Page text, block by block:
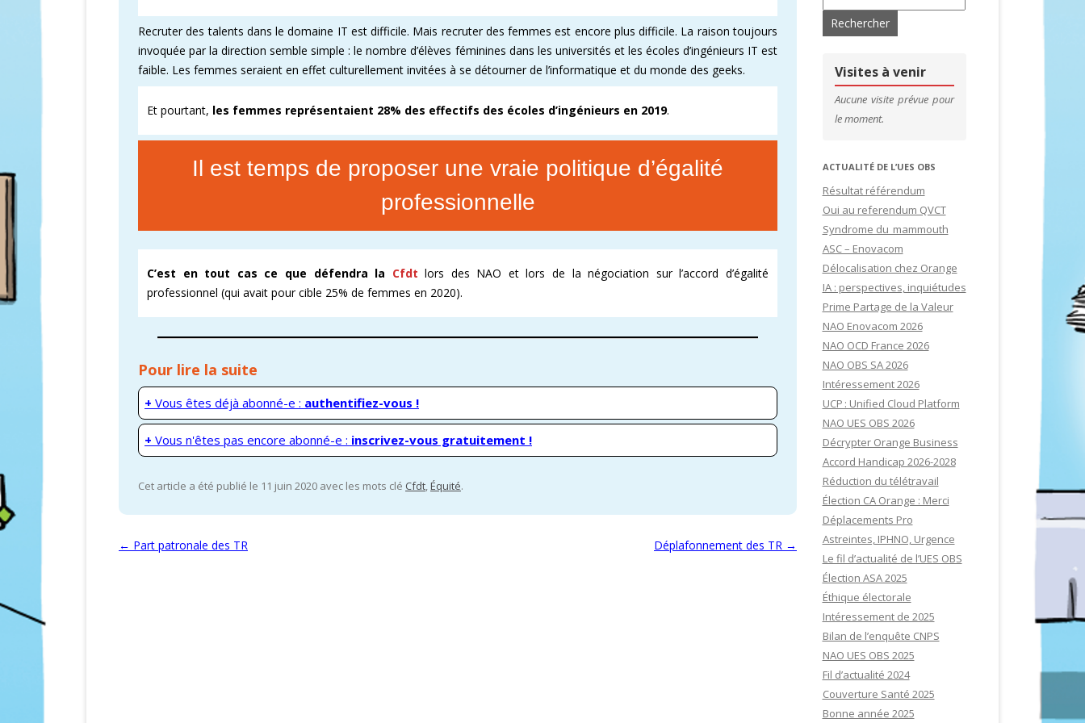
CARTOGRAPHIE ENOVACOM
AMÉLIORATION CONTINUE
CSE & RP – MANDATS ATTRACTIFS !COMMENT ADHÉRER À LA CFDT ?
DEVENEZ RÉFÉRENT AFFICHAGE
CFDT – UN SYNDICAT D’ADHÉRENTS
ORGANISER LES VISITES DE SITES
CONTACTS & LIENS UTILES
Recruter des talents dans le domaine IT est difficile. Mais recruter des femmes est encore plus difficile. La raison toujours
invoquée par la direction semble simple : le nombre d’élèves féminines dans les universités et les écoles d’ingénieurs IT est
faible. Les femmes seraient en effet culturellement invitées à se détourner de l’informatique et du monde des geeks.
Et pourtant, les femmes représentaient 28% des effectifs des écoles d’ingénieurs en 2019.
Il est temps de proposer une vraie politique d’égalité
professionnelle
C’est en tout cas ce que défendra la Cfdt lors des NAO et lors de la négociation sur l’accord d’égalité
professionnel (qui avait pour cible 25% de femmes en 2020).
Pour lire la suite
+ Vous êtes déjà abonné-e : authentifiez-vous !
+ Vous n'êtes pas encore abonné-e : inscrivez-vous gratuitement !
Cet article a été publié le 11 juin 2020 avec les mots clé Cfdt,Équité.
Navigation des articles
← Part patronale des TR Déplafonnement des TR →
Visites à venir
Aucune visite prévue pour
le moment.
ACTUALITÉ DE L’UES OBS
Résultat référendum
Oui au referendum QVCT
Syndrome du mammouth
ASC – Enovacom
Délocalisation chez Orange
IA : perspectives, inquiétudes
Prime Partage de la Valeur
NAO Enovacom 2026
NAO OCD France 2026
NAO OBS SA 2026
Intéressement 2026
UCP : Unified Cloud Platform
NAO UES OBS 2026
Décrypter Orange Business
Accord Handicap 2026-2028
Réduction du télétravail
Élection CA Orange : Merci
Déplacements Pro
Astreintes, IPHNO, Urgence
Le fil d’actualité de l’UES OBS
Élection ASA 2025
Éthique électorale
Intéressement de 2025
Bilan de l’enquête CNPS
NAO UES OBS 2025
Fil d’actualité 2024
Couverture Santé 2025
Bonne année 2025